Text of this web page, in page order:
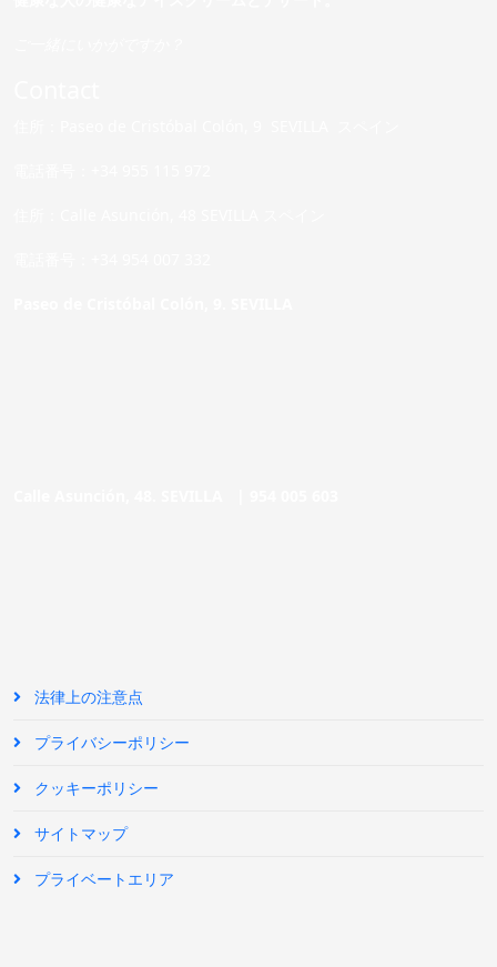
法律上の注意点
プライバシーポリシー
クッキーポリシー
サイトマップ
プライベートエリア